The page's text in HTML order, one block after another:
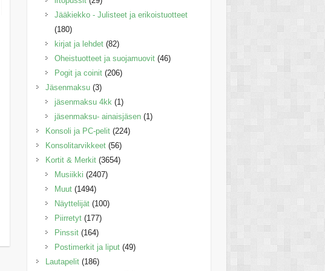
Jääkiekko - Julisteet ja erikoistuotteet
(180)
kirjat ja lehdet (82)
Oheistuotteet ja suojamuovit (46)
Pogit ja coinit (206)
Jäsenmaksu (3)
jäsenmaksu 4kk (1)
jäsenmaksu- ainaisjäsen (1)
Konsoli ja PC-pelit (224)
Konsolitarvikkeet (56)
Kortit & Merkit (3654)
Musiikki (2407)
Muut (1494)
Näyttelijät (100)
Piirretyt (177)
Pinssit (164)
Postimerkit ja liput (49)
Lautapelit (186)